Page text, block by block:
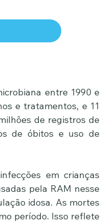
entre 1990 e
e tratamentos, e 11
de registros de
de óbitos e uso de
em crianças
pela RAM nesse
idosa. As mortes
período. Isso reflete